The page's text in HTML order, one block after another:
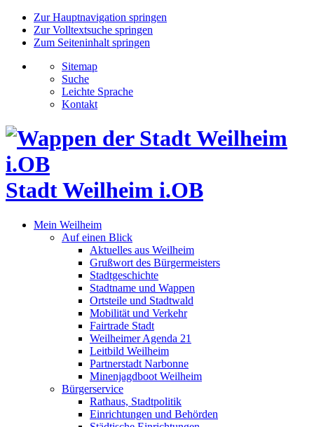
Zur Hauptnavigation springen
Zur Volltextsuche springen
Zum Seiteninhalt springen
Sitemap
Suche
Leichte Sprache
Kontakt
Stadt Weilheim i.OB
Mein Weilheim
Auf einen Blick
Aktuelles aus Weilheim
Grußwort des Bürgermeisters
Stadtgeschichte
Stadtname und Wappen
Ortsteile und Stadtwald
Mobilität und Verkehr
Fairtrade Stadt
Weilheimer Agenda 21
Leitbild Weilheim
Partnerstadt Narbonne
Minenjagdboot Weilheim
Bürgerservice
Rathaus, Stadtpolitik
Einrichtungen und Behörden